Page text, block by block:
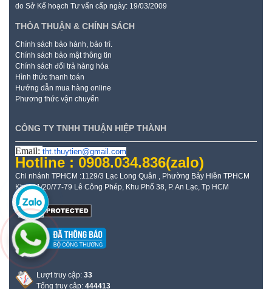
do Sở Kế hoạch Tư vấn cấp ngày: 19/03/2009
THỎA THUẬN & CHÍNH SÁCH
Chính sách bảo hành, bảo trì.
Chính sách bảo mật thông tin
Chính sách đổi trả hàng hóa
Hình thức thanh toán
Hướng dẫn mua hàng online
Phương thức vận chuyển
CÔNG TY TNHH THUẬN HIỆP THÀNH
Email: tht.thuytien@gmail.com
Hotline : 0908.034.836(zalo)
Chi nhánh TPHCM :1129/3 Lạc Long Quân , Phường Bảy Hiền TPHCM
Kho: 21/20/77-79 Lê Công Phép, Khu Phố 38, P. An Lạc, Tp HCM
Lượt truy cập: 33
Tổng truy cập: 444413